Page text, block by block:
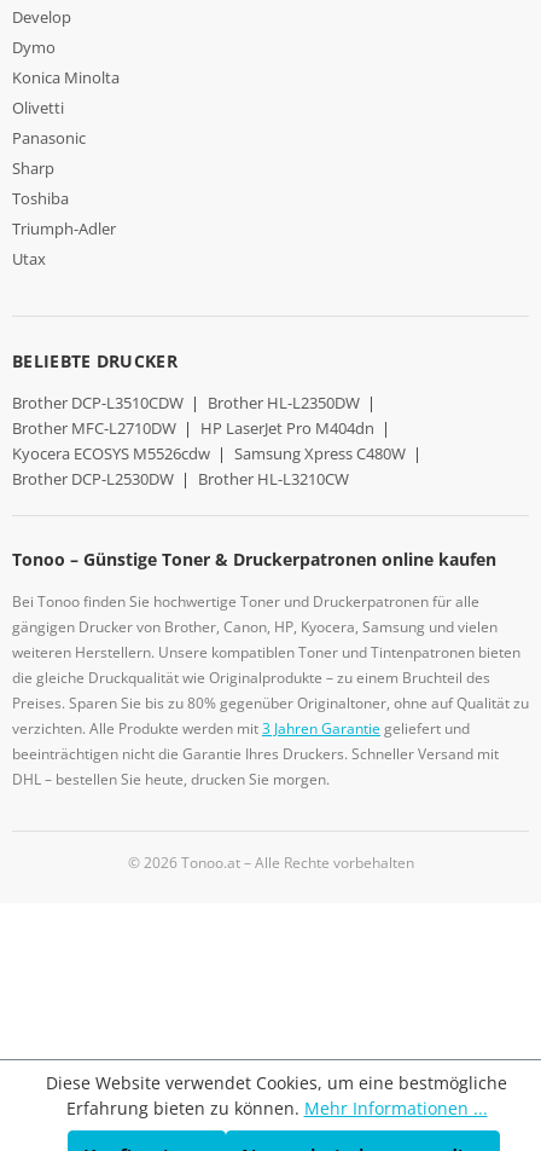
Develop
Dymo
Konica Minolta
Olivetti
Panasonic
Sharp
Toshiba
Triumph-Adler
Utax
BELIEBTE DRUCKER
Brother DCP-L3510CDW | Brother HL-L2350DW |
Brother MFC-L2710DW | HP LaserJet Pro M404dn |
Kyocera ECOSYS M5526cdw | Samsung Xpress C480W |
Brother DCP-L2530DW | Brother HL-L3210CW
Tonoo – Günstige Toner & Druckerpatronen online kaufen
Bei Tonoo finden Sie hochwertige Toner und Druckerpatronen für alle
gängigen Drucker von Brother, Canon, HP, Kyocera, Samsung und vielen
weiteren Herstellern. Unsere kompatiblen Toner und Tintenpatronen bieten
die gleiche Druckqualität wie Originalprodukte – zu einem Bruchteil des
Preises. Sparen Sie bis zu 80% gegenüber Originaltoner, ohne auf Qualität zu
verzichten. Alle Produkte werden mit3 Jahren Garantiegeliefert und
beeinträchtigen nicht die Garantie Ihres Druckers. Schneller Versand mit
DHL – bestellen Sie heute, drucken Sie morgen.
© 2026 Tonoo.at – Alle Rechte vorbehalten
Diese Website verwendet Cookies, um eine bestmögliche
Erfahrung bieten zu können. Mehr Informationen ...